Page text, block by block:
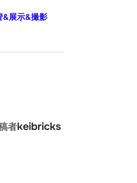
&展示&撮影
者keibricks